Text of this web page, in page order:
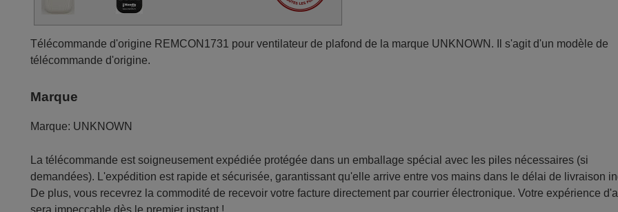
Télécommande d'origine REMCON1731 pour ventilateur de plafond de la marque UNKNOWN. Il s'agit d'un modèle de
télécommande d'origine.
Marque
Marque: UNKNOWN
La télécommande est soigneusement expédiée protégée dans un emballage spécial avec les piles nécessaires (si
demandées). L'expédition est rapide et sécurisée, garantissant qu'elle arrive entre vos mains dans le délai de livraison
De plus, vous recevrez la commodité de recevoir votre facture directement par courrier électronique. Votre expérience
sera impeccable dès le premier instant !